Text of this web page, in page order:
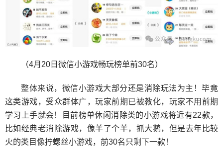
（4月20日微信小游戏畅玩榜单前30名）
整体来说，微信小游戏大部分还是消除玩法为主！毕竟
这类游戏，受众群体广，玩家前期已被教化，玩家不用前期
学习上手就会！目前榜单休闲消除类的小游戏将近有22款，
比如经典老消除游戏，像羊了个羊，抓大鹅，但是去年比较
火的类目像拧螺丝小游戏，前30名只剩下一款！